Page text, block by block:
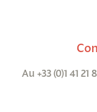
Au +33 (0)1 41